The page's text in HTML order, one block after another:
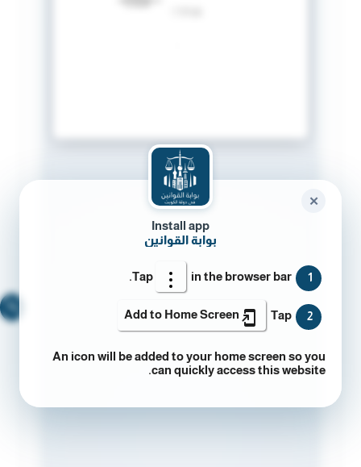
Install app
بوابة القوانين
1
Tap in the browser bar.
2
Tap
Add to Home Screen
An icon will be added to your home screen so you
can quickly access this website.
✕